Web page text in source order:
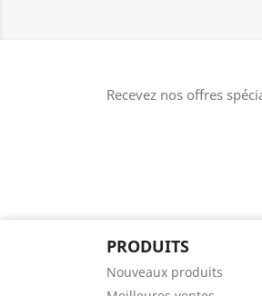
Recevez nos offres
PRODUITS
Nouveaux produits